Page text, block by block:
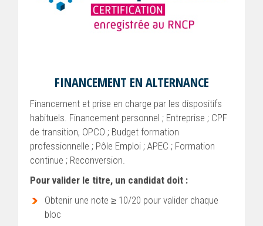
FINANCEMENT EN ALTERNANCE
Financement et prise en charge par les dispositifs
habituels. Financement personnel ; Entreprise ; CPF
de transition, OPCO ; Budget formation
professionnelle ; Pôle Emploi ; APEC ; Formation
continue ; Reconversion.
Pour valider le titre, un candidat doit :
Obtenir une note ≥ 10/20 pour valider chaque
bloc